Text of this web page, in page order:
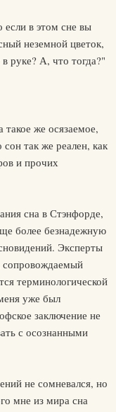
если в этом сне вы
неземной цветок,
руке? А, что тогда?"
такое же осязаемое,
сон так же реален, как
и прочих
сна в Стэнфорде,
более безнадежную
Эксперты
сопровождаемый
терминологической
уже был
заключение не
с осознанными
не сомневался, но
мне из мира сна